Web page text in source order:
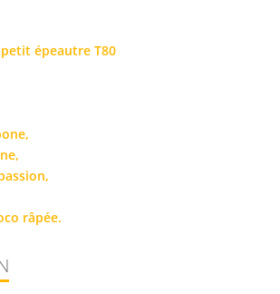
épeautre T80
râpée.